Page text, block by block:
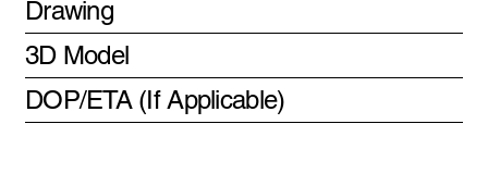
Drawing
3D Model
DOP/ETA (If Applicable)